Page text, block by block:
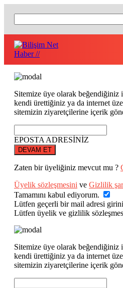
Sitemize üye olarak
kendi ürettiğiniz ya da internet
sitemizin ziyaretçilerine içerik
EPOSTA ADRESİNİZ
DEVAM ET
Zaten bir üyeliğiniz mevcut mu ?
Üyelik sözleşmesini ve Gizlilik
Tamamını kabul ediyorum.
Lütfen geçerli bir mail adresi
Lütfen üyelik ve gizlilik
Sitemize üye olarak
kendi ürettiğiniz ya da internet
sitemizin ziyaretçilerine içerik